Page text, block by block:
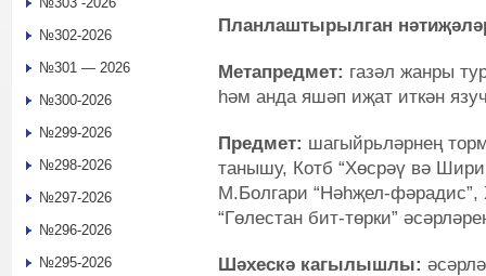
Планлаштырылган
Метапредмет: газәл жанры
һәм анда яшәп иҗат иткән
Предмет: шагыйрьләрнең
танышу, Котб “Хөсрәү вә
М.Болгари “Нәһҗел-
“Гөлестан бит-төрки”
Шәхескә кагылышлы:
№302-2026
№301 — 2026
№300-2026
№299-2026
№298-2026
№297-2026
№296-2026
№295-2026